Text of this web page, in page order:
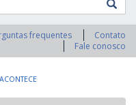
frequentes
Contato
Fale conosco
ACONTECE